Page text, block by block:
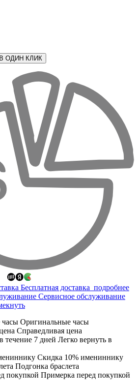
ОДИН КЛИК
Бесплатная доставка подробнее
Сервисное обслуживание
Оригинальные часы
Справедливая цена
Легко вернуть в
Скидка 10% имениннику
Подгонка браслета
Примерка перед покупкой